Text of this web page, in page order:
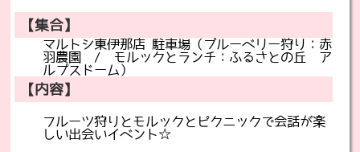
【集合】
マルトシ東伊那店 駐車場（ブルーベリー狩り：赤
羽農園 / モルックとランチ：ふるさとの丘 ア
ルプスドーム）
【内容】
フルーツ狩りとモルックとピクニックで会話が楽
しい出会いイベント☆